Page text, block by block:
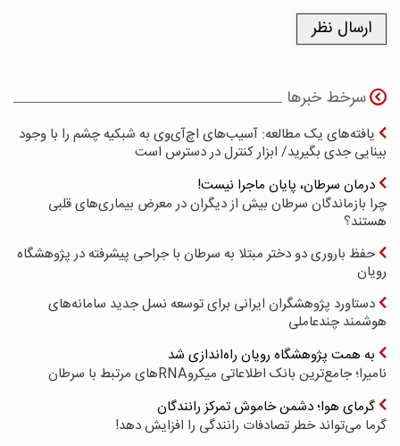
سرخط خبرها
یافته‌های یک مطالعه: آسیب‌های اچ‌آی‌وی به شبکیه چشم را با وجود
بینایی جدی بگیرید/ ابزار کنترل در دسترس است
درمان سرطان، پایان ماجرا نیست!
چرا بازماندگان سرطان بیش از دیگران در معرض بیماری‌های قلبی
هستند؟
حفظ باروری دو دختر مبتلا به سرطان با جراحی پیشرفته در پژوهشگاه
رویان
دستاورد پژوهشگران ایرانی برای توسعه نسل جدید سامانه‌های
هوشمند چندعاملی
به همت پژوهشگاه رویان راه‌اندازی شد
نامیرا؛ جامع‌ترین بانک اطلاعاتی میکروRNAهای مرتبط با سرطان
گرمای هوا؛ دشمن خاموش تمرکز رانندگان
گرما می‌تواند خطر تصادفات رانندگی را افزایش دهد!